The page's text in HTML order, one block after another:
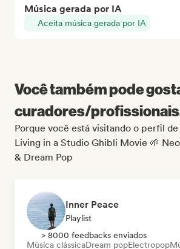
Música gerada por IA
Aceita música gerada por IA
Você também pode
curadores/
Porque você está visitando o perfil de
Living in a Studio Ghibli Movie 🌱
& Dream Pop
Inner Peace
Playlist
> 8000 feedbacks enviados
Música clássicaDream popElectropop